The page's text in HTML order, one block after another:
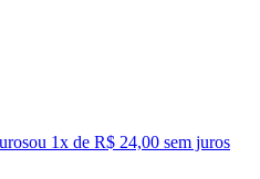
ou 1x de R$ 24,00 sem juros